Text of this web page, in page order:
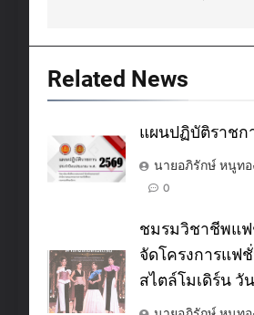
Related News
แผนปฏิบัติราชก
นายอภิรักษ์ หนูทอ
0
ชมรมวิชาชีพแ
จัดโครงการแฟ
สไตล์โมเดิร์น วั